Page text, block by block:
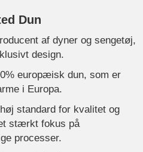
Dun
af dyner og sengetøj,
design.
europæisk dun, som er
i Europa.
standard for kvalitet og
stærkt fokus på
processer.